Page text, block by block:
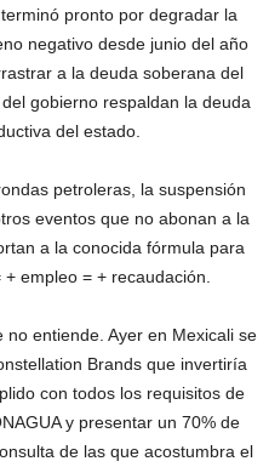
pronto por degradar la
negativo desde junio del año
a la deuda soberana del
gobierno respaldan la deuda
del estado.
petroleras, la suspensión
eventos que no abonan a la
a la conocida fórmula para
empleo = + recaudación.
entiende. Ayer en Mexicali se
Brands que invertiría
con todos los requisitos de
y presentar un 70% de
de las que acostumbra el